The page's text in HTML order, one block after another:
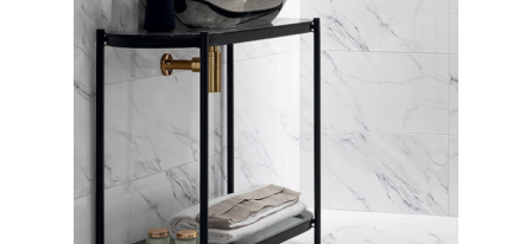
Informatii
Plata si Livrare
Politică de confidențialitate
Politica de cookie